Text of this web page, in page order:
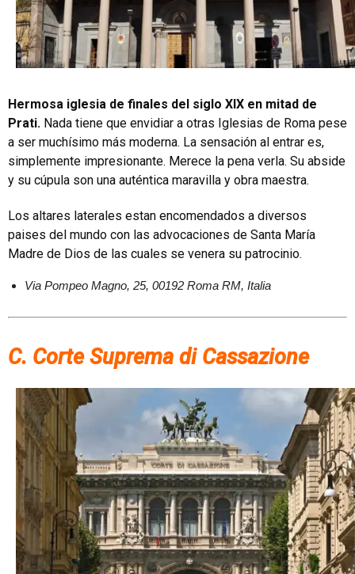
Hermosa iglesia de finales del siglo XIX en mitad de
Prati. Nada tiene que envidiar a otras Iglesias de Roma pese
a ser muchísimo más moderna. La sensación al entrar es,
simplemente impresionante. Merece la pena verla. Su abside
y su cúpula son una auténtica maravilla y obra maestra.
Los altares laterales estan encomendados a diversos
paises del mundo con las advocaciones de Santa María
Madre de Dios de las cuales se venera su patrocinio.
Via Pompeo Magno, 25, 00192 Roma RM, Italia
C. Corte Suprema di Cassazione